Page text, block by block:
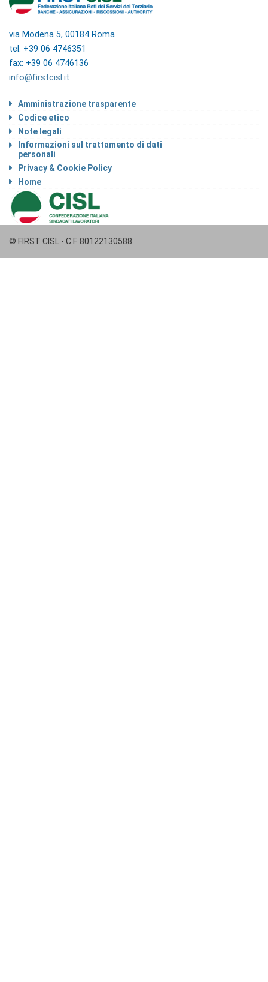
via Modena 5, 00184 Roma
tel: +39 06 4746351
fax: +39 06 4746136
info@firstcisl.it
Amministrazione trasparente
Codice etico
Note legali
Informazioni sul trattamento di dati
personali
Privacy & Cookie Policy
Home
© FIRST CISL - C.F. 80122130588